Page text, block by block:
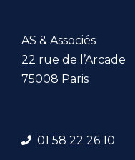
AS & Associés
22 rue de l’Arcade
75008 Paris
01 58 22 26 10